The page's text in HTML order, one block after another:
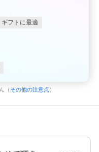
ギフトに最適
（ その他の注意点 ）